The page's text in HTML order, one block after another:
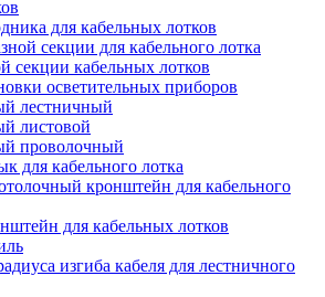
для кабельных лотков
секции для кабельного лотка
секции кабельных лотков
осветительных приборов
лестничный
листовой
проволочный
для кабельного лотка
кронштейн для кабельного
для кабельных лотков
изгиба кабеля для лестничного